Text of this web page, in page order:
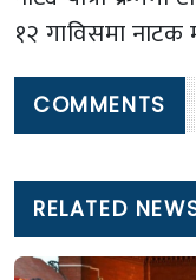
१२ गाविसमा
COMMENTS
RELATED